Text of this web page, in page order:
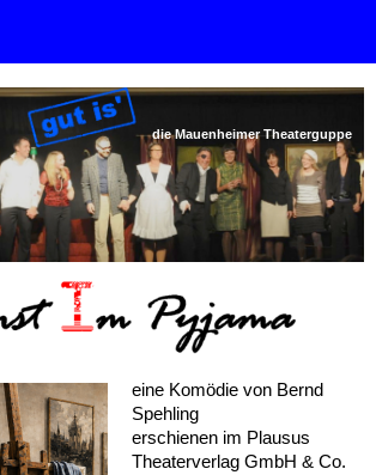
die Mauenheimer Theaterguppe
eine Komödie von Bernd
Spehling
erschienen im Plausus
Theaterverlag GmbH & Co.